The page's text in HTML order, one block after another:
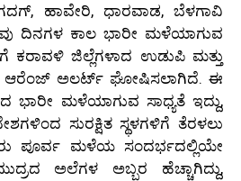
ಹಾವೇರಿ, ಧಾರವಾಡ, ಬೆಳಗಾವಿ
ದಿನಗಳ ಕಾಲ ಭಾರೀ ಮಳೆಯಾಗುವ
ಕರಾವಳಿ ಜಿಲ್ಲೆಗಳಾದ ಉಡುಪಿ ಮತ್ತು
ಆರೆಂಜ್ ಅಲರ್ಟ್ ಘೋಷಿಸಲಾಗಿದೆ. ಈ
ಭಾರೀ ಮಳೆಯಾಗುವ ಸಾಧ್ಯತೆ ಇದ್ದು,
ಸುರಕ್ಷಿತ ಸ್ಥಳಗಳಿಗೆ ತೆರಳಲು
ಪೂರ್ವ ಮಳೆಯ ಸಂದರ್ಭದಲ್ಲಿಯೇ
ಅಲೆಗಳ ಅಬ್ಬರ ಹೆಚ್ಚಾಗಿದ್ದು,